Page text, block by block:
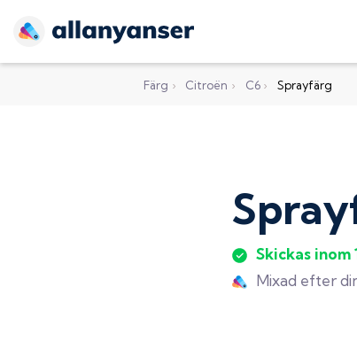
Färg › Citroën › C6 › Sprayfärg
Skickas
Mixad efter